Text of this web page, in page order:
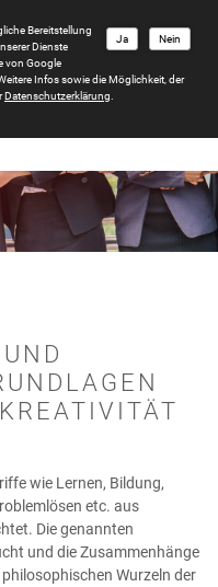
wie Lernen, Bildung,
etc. aus
Die genannten
und die Zusammenhänge
Wurzeln der
Nein
Ja
Bereitstellung
Dienste
von Google
Infos sowie die Möglichkeit, der
Datenschutzerklärung